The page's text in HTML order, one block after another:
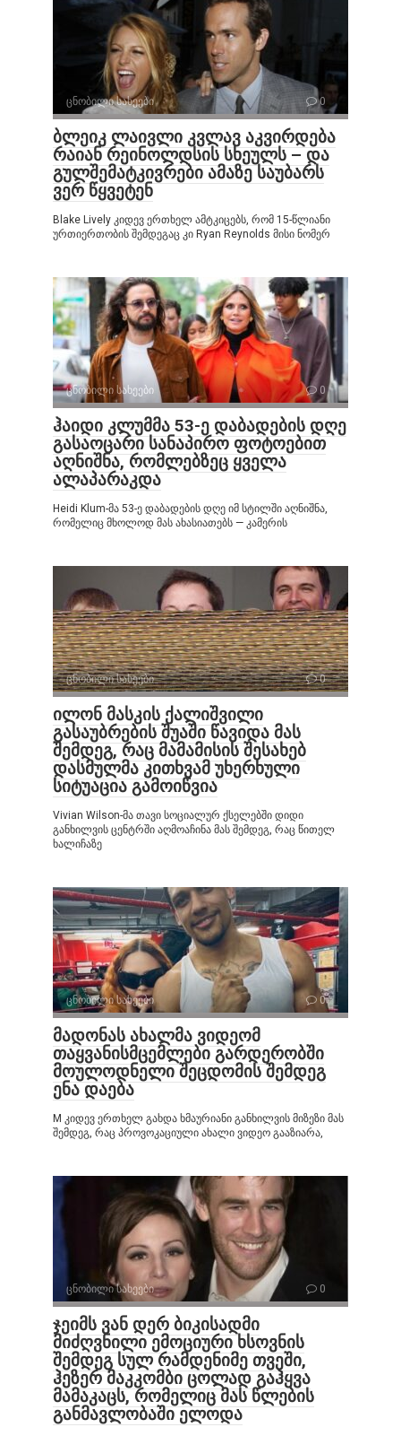
ცნობილი სახეები 0
ბლეიკ ლაივლი კვლავ აკვირდება
რაიან რეინოლდსის სხეულს – და
გულშემატკივრები ამაზე საუბარს
ვერ წყვეტენ
Blake Lively კიდევ ერთხელ ამტკიცებს, რომ 15-წლიანი
ურთიერთობის შემდეგაც კი Ryan Reynolds მისი ნომერ
ცნობილი სახეები 0
ჰაიდი კლუმმა 53-ე დაბადების დღე
გასაოცარი სანაპირო ფოტოებით
აღნიშნა, რომლებზეც ყველა
ალაპარაკდა
Heidi Klum-მა 53-ე დაბადების დღე იმ სტილში აღნიშნა,
რომელიც მხოლოდ მას ახასიათებს — კამერის
ცნობილი სახეები 0
ილონ მასკის ქალიშვილი
გასაუბრების შუაში წავიდა მას
შემდეგ, რაც მამამისის შესახებ
დასმულმა კითხვამ უხერხული
სიტუაცია გამოიწვია
Vivian Wilson-მა თავი სოციალურ ქსელებში დიდი
განხილვის ცენტრში აღმოაჩინა მას შემდეგ, რაც წითელ
ხალიჩაზე
ცნობილი სახეები 0
მადონას ახალმა ვიდეომ
თაყვანისმცემლები გარდერობში
მოულოდნელი შეცდომის შემდეგ
ენა დაება
M კიდევ ერთხელ გახდა ხმაურიანი განხილვის მიზეზი მას
შემდეგ, რაც პროვოკაციული ახალი ვიდეო გააზიარა,
ცნობილი სახეები 0
ჯეიმს ვან დერ ბიკისადმი
მიძღვნილი ემოციური ხსოვნის
შემდეგ სულ რამდენიმე თვეში,
ჰეზერ მაკკომბი ცოლად გაჰყვა
მამაკაცს, რომელიც მას წლების
განმავლობაში ელოდა